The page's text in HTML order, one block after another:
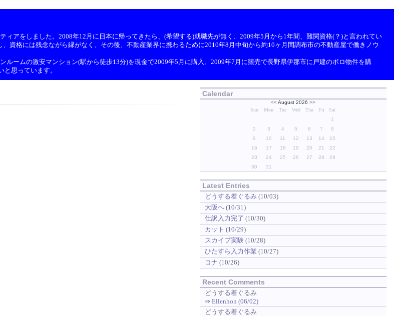
アをしました。2008年12月に日本に帰ってきたら、(希望する)就職先が無く、2009年5月から1年間、難関資格(？)と言われてい
資格には残念ながら縁がなく、その後、不動産業界に携わるために2010年8月中旬から約10ヶ月間調布市の不動産屋で働きノウ
ームの激安マンション(駅から徒歩13分)を現金で2009年5月に購入、2009年7月に競売で長野県伊那市に戸建のボロ物件を購
思っています。
Calendar
<<August 2026 >>
Sun
Mon Tue Wed Thu Fri
Sat
1
2
3 4 5 6 7
8
9
10 11 12 13 14
15
16
17 18 19 20 21
22
23
24 25 26 27 28
29
30
31
Latest Entries
どうする着ぐるみ(10/03)
大阪へ(10/31)
仕訳入力完了 (10/30)
カット (10/29)
スカイプ実験(10/28)
ひたすら入力作業 (10/27)
コナ (10/26)
Recent Comments
どうする着ぐるみ
⇒ Ellenhon (06/02)
どうする着ぐるみ